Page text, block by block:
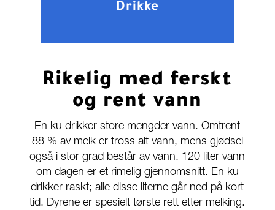
Drikke
Rikelig med ferskt
og rent vann
En ku drikker store mengder vann. Omtrent
88 % av melk er tross alt vann, mens gjødsel
også i stor grad består av vann. 120 liter vann
om dagen er et rimelig gjennomsnitt. En ku
drikker raskt; alle disse literne går ned på kort
tid. Dyrene er spesielt tørste rett etter melking.